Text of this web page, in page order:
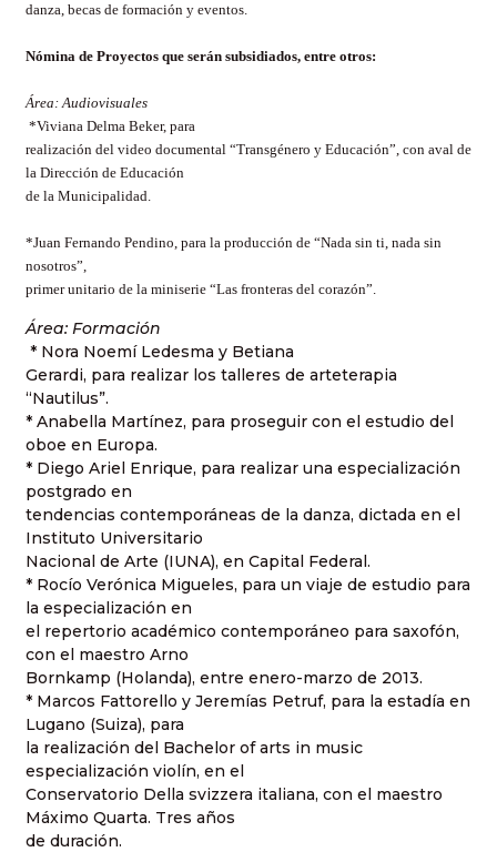
danza, becas de formación y eventos.
Nómina de Proyectos que serán subsidiados, entre otros:
Área: Audiovisuales
*Viviana Delma Beker, para
realización del video documental “Transgénero y Educación”, con aval de
la Dirección de Educación
de la Municipalidad.
*Juan Fernando Pendino, para la producción de “Nada sin ti, nada sin
nosotros”,
primer unitario de la miniserie “Las fronteras del corazón”.
Área: Formación
* Nora Noemí Ledesma y Betiana
Gerardi, para realizar los talleres de arteterapia
“Nautilus”.
* Anabella Martínez, para proseguir con el estudio del
oboe en Europa.
* Diego Ariel Enrique, para realizar una especialización
postgrado en
tendencias contemporáneas de la danza, dictada en el
Instituto Universitario
Nacional de Arte (IUNA), en Capital Federal.
* Rocío Verónica Migueles, para un viaje de estudio para
la especialización en
el repertorio académico contemporáneo para saxofón,
con el maestro Arno
Bornkamp (Holanda), entre enero-marzo de 2013.
* Marcos Fattorello y Jeremías Petruf, para la estadía en
Lugano (Suiza), para
la realización del Bachelor of arts in music
especialización violín, en el
Conservatorio Della svizzera italiana, con el maestro
Máximo Quarta. Tres años
de duración.